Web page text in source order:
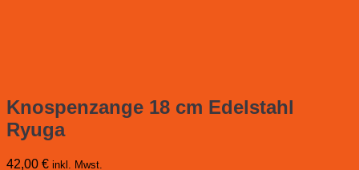
Knospenzange 18 cm Edelstahl
Ryuga
42,00 € inkl. Mwst.